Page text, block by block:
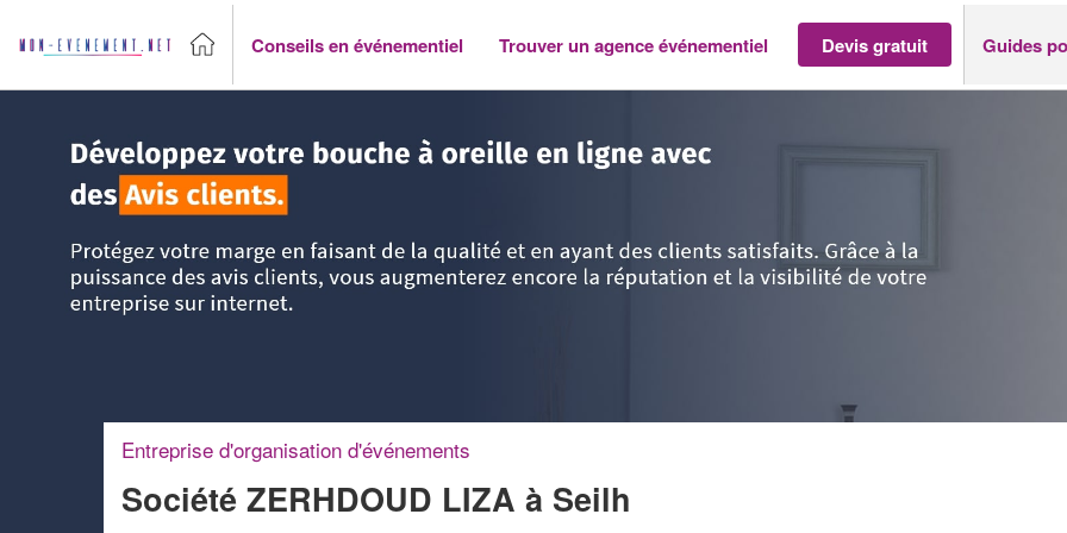
Conseils en événementiel Trouver un agence événementiel Devis gratuit Guides
Entreprise d'organisation d'événements
Société ZERHDOUD LIZA à Seilh